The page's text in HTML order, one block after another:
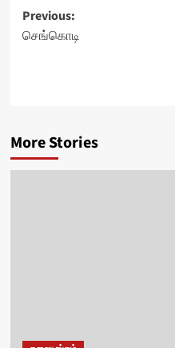
Post
navigation
Previous:
செங்கொடி
More Stories